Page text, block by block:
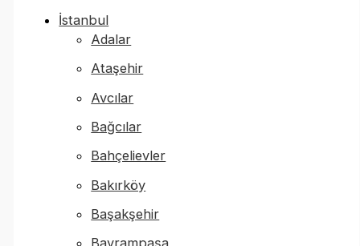
İstanbul
Adalar
Ataşehir
Avcılar
Bağcılar
Bahçelievler
Bakırköy
Başakşehir